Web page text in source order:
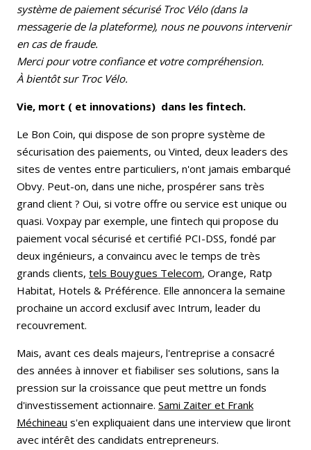
système de paiement sécurisé Troc Vélo (dans la
messagerie de la plateforme), nous ne pouvons intervenir
en cas de fraude.
Merci pour votre confiance et votre compréhension.
À bientôt sur Troc Vélo.
Vie, mort ( et innovations) dans les fintech.
Le Bon Coin, qui dispose de son propre système de
sécurisation des paiements, ou Vinted, deux leaders des
sites de ventes entre particuliers, n'ont jamais embarqué
Obvy. Peut-on, dans une niche, prospérer sans très
grand client ? Oui, si votre offre ou service est unique ou
quasi. Voxpay par exemple, une fintech qui propose du
paiement vocal sécurisé et certifié PCI-DSS, fondé par
deux ingénieurs, a convaincu avec le temps de très
grands clients, tels Bouygues Telecom, Orange, Ratp
Habitat, Hotels & Préférence. Elle annoncera la semaine
prochaine un accord exclusif avec Intrum, leader du
recouvrement.
Mais, avant ces deals majeurs, l'entreprise a consacré
des années à innover et fiabiliser ses solutions, sans la
pression sur la croissance que peut mettre un fonds
d'investissement actionnaire. Sami Zaiter et Frank
Méchineau s'en expliquaient dans une interview que liront
avec intérêt des candidats entrepreneurs.